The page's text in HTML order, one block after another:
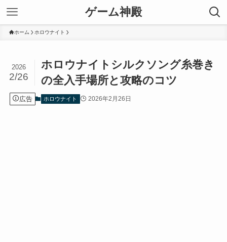
ゲーム神殿
ホーム ホロウナイト
ホロウナイトシルクソング糸巻き
の全入手場所と攻略のコツ
2026
2/26
広告 ホロウナイト 2026年2月26日